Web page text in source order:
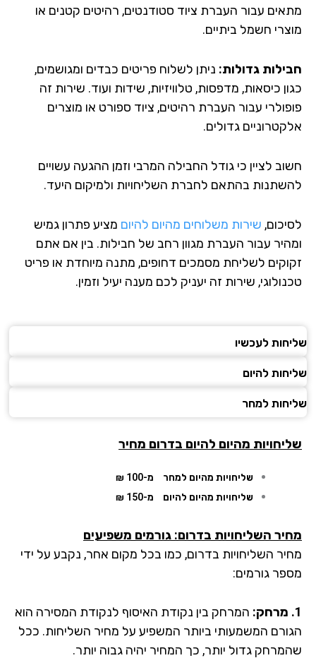
עבור העברת ציוד סטודנטים, רהיטים קטנים או
חשמל ביתיים.
גדולות:ניתן לשלוח פריטים כבדים ומגושמים,
כיסאות, מדפסות, טלוויזיות, שידות ועוד. שירות זה
עבור העברת רהיטים, ציוד ספורט או מוצרים
גדולים.
לציין כי גודל החבילה המרבי וזמן ההגעה עשויים
בהתאם לחברת השליחויות ולמיקום היעד.
שירות משלוחים מהיום להיוםמציע פתרון גמיש
עבור העברת מגוון רחב של חבילות. בין אם אתם
לשליחת מסמכים דחופים, מתנה מיוחדת או פריט
שירות זה יעניק לכם מענה יעיל וזמין.
לעכשיו
להיום
למחר
מהיום להיום בדרום מחיר
שליחויות מהיום למחר
מ-100 ₪
שליחויות מהיום להיום
מ-150 ₪
השליחויות בדרום: גורמים משפיעים
השליחויות בדרום, כמו בכל מקום אחר, נקבע על ידי
גורמים:
המרחק בין נקודת האיסוף לנקודת המסירה הוא
המשמעותי ביותר המשפיע על מחיר השליחות. ככל
גדול יותר, כך המחיר יהיה גבוה יותר.